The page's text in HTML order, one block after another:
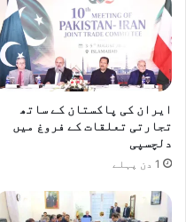
ایران کی پاکستان کے ساتھ
تجارتی تعلقات کے فروغ میں
دلچسپی
1 دن پہلے